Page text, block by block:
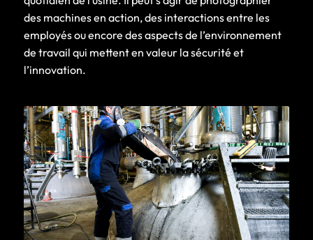
des machines en action, des interactions entre les
employés ou encore des aspects de l’environnement
de travail qui mettent en valeur la sécurité et
l’innovation.